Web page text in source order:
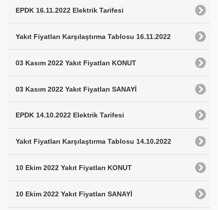
EPDK 16.11.2022 Elektrik Tarifesi
Yakıt Fiyatları Karşılaştırma Tablosu 16.11.2022
03 Kasım 2022 Yakıt Fiyatları KONUT
03 Kasım 2022 Yakıt Fiyatları SANAYİ
EPDK 14.10.2022 Elektrik Tarifesi
Yakıt Fiyatları Karşılaştırma Tablosu 14.10.2022
10 Ekim 2022 Yakıt Fiyatları KONUT
10 Ekim 2022 Yakıt Fiyatları SANAYİ